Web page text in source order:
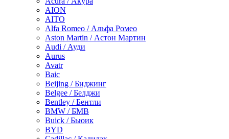
AION
AITO
Alfa Romeo / Альфа Ромео
Aston Martin / Астон Мартин
Audi / Ауди
Aurus
Avatr
Baic
Beijing / Биджинг
Belgee / Белджи
Bentley / Бентли
BMW / БМВ
Buick / Бьюик
BYD